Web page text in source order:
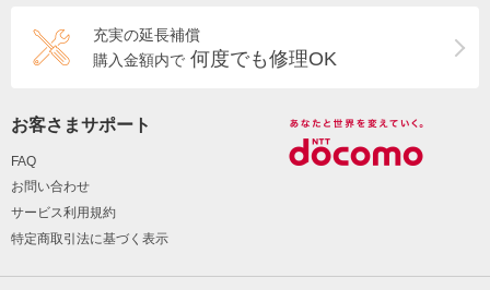
充実の延長補償
購入金額内で 何度でも修理OK
お客さまサポート
FAQ
お問い合わせ
サービス利用規約
特定商取引法に基づく表示